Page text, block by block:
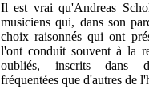
Il est vrai qu'Andreas
musiciens qui, dans son
choix raisonnés qui ont
l'ont conduit souvent à la
oubliés, inscrits dans
fréquentées que d'autres de